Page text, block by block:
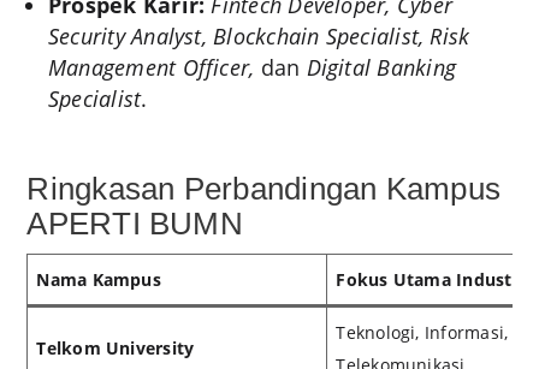
Security Analyst, Blockchain Specialist, Risk
Management Officer, dan Digital Banking
Specialist.
Ringkasan Perbandingan Kampus
APERTI BUMN
Nama Kampus Fokus Utama Industri
Telkom University
Teknologi, Informasi,